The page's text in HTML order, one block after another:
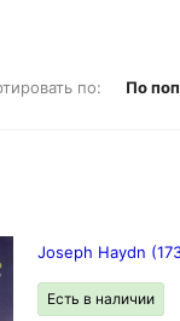
по: По
Joseph Haydn
Есть в наличии